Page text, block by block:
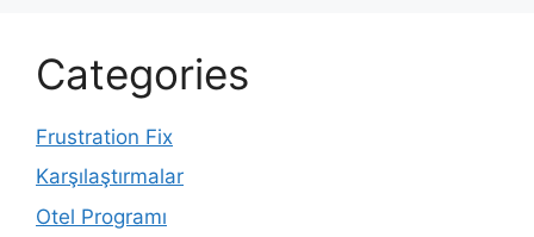
Categories
Frustration Fix
Karşılaştırmalar
Otel Programı